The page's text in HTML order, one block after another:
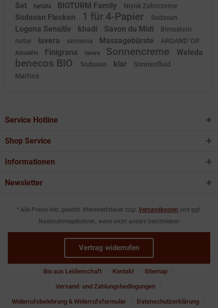
Set
farfalla BIOTURM Family Niyok Zahncreme
Sodasan Flecken 1 für 4-Papier Sodasan
Logona Sensitiv khadi Savon du Midi
Bimsstein
natur
lavera sensena Massagebürste ARGAND´OR
AlmaWin Finigrana lavera Sonnencreme Weleda
benecos BIO Sodasan klar
Sonnenfluid
Martina
Service Hotline
Shop Service
Informationen
Newsletter
* Alle Preise inkl. gesetzl. Mehrwertsteuer zzgl. Versandkosten und ggf.
Nachnahmegebühren, wenn nicht anders beschrieben
Vertrag widerrufen
Bio aus Leidenschaft Kontakt Sitemap
Versand- und Zahlungsbedingungen
Widerrufsbelehrung & Widerrufsformular Datenschutzerklärung